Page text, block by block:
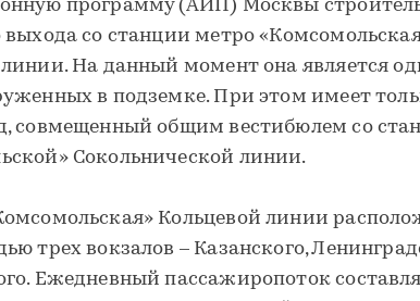
программу (АИП) Москвы
выхода со станции метро
На данный момент она является
в подземке. При этом имеет
совмещенный общим вестибюлем со
Сокольнической линии.
Кольцевой линии
трех вокзалов – Казанского,
Ежедневный пассажиропоток